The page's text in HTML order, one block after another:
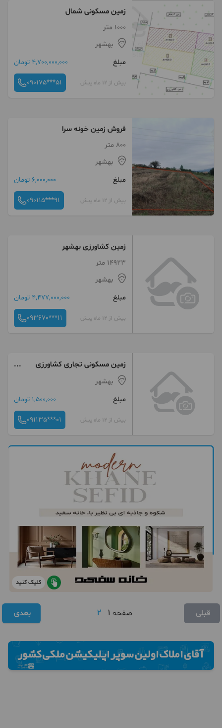
زمین مسکونی شمال
1000 متر
بهشهر
مبلغ
4,700,000,000 تومان
بیش از 12 ماه پیش 090175***51
فروش زمین خونه سرا
800 متر
بهشهر
مبلغ
6,000,000 تومان
بیش از 12 ماه پیش 090115***91
زمین کشاورزی بهشهر
14923 متر
بهشهر
مبلغ
4,477,000,000 تومان
بیش از 12 ماه پیش 093670***11
زمين مسكونى تجارى كشاورزى
صنعتىبهشهر
مبلغ
1,500,000 تومان
بیش از 12 ماه پیش 091135***01
کلیک کنید
قبلی صفحه 1
2 بعدی